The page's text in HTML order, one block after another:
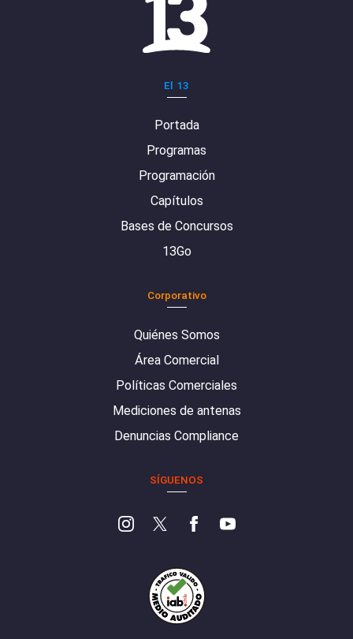
El 13
Portada
Programas
Programación
Capítulos
Bases de Concursos
13Go
Corporativo
Quiénes Somos
Área Comercial
Políticas Comerciales
Mediciones de antenas
Denuncias Compliance
SÍGUENOS